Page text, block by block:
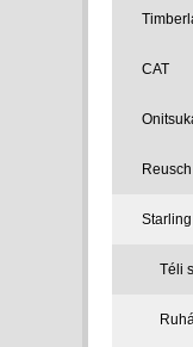
CAT
Reusch
Starling
Téli